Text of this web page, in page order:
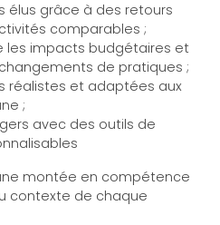
élus grâce à des retours
comparables ;
les impacts budgétaires et
de pratiques ;
réalistes et adaptées aux
;
avec des outils de
montée en compétence
contexte de chaque